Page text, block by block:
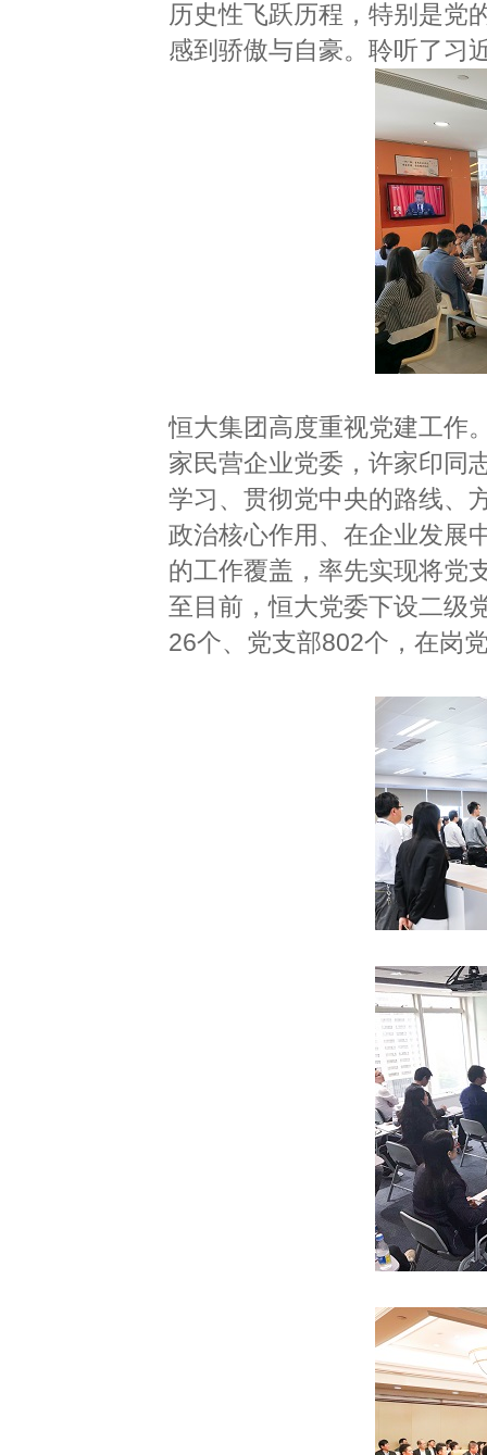
历史性飞跃历程，特别是党
感到骄傲与自豪。聆听了习
恒大集团高度重视党建工作
家民营企业党委，许家印同
学习、贯彻党中央的路线、
政治核心作用、在企业发展
的工作覆盖，率先实现将党
至目前，恒大党委下设二级
26个、党支部802个，在岗